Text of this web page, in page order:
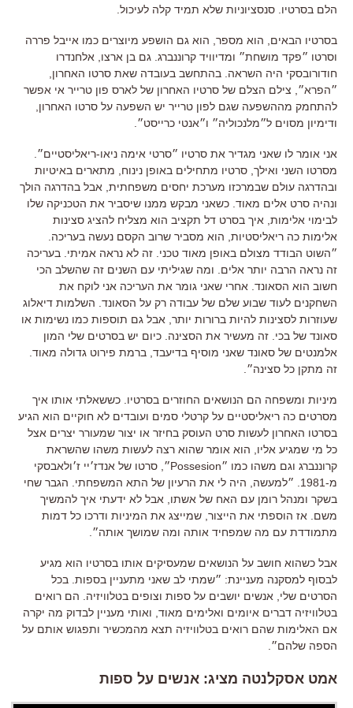
הלם בסרטיו. סנסציוניות שלא תמיד קלה לעיכול.
בסרטיו הבאים, הוא מספר, הוא גם הושפע מיוצרים כמו אייבל פררה
וסרטו ״פקד מושחת״ ומדיוויד קרוננברג. גם בן ארצו, אלחנדרו
חודורובסקי היה השראה. בהתחשב בעובדה שאת סרטו האחרון,
״הפרא״, צילם הצלם של סרטיו האחרון של לארס פון טרייר אי אפשר
להתחמק מההשפעה שגם לפון טרייר יש השפעה על סרטו האחרון,
ודימיון מסוים ל״מלנכוליה״ ו״אנטי כרייסט״.
אני אומר לו שאני מגדיר את סרטיו ״סרטי אימה ניאו-ריאליסטיים״.
מסרטו השני ואילך, סרטיו מתחילים באופן נינוח, מתארים באיטיות
ובהדרגה עולם שבמרכזו מערכת יחסים משפחתית, אבל בהדרגה הולך
ונהיה סרט אלים מאוד. כשאני מבקש ממנו שיסביר את הטכניקה שלו
לבימוי אלימות, איך בסרט דל תקציב הוא מצליח להציג סצינות
אלימות כה ריאליסטיות, הוא מסביר שרוב הקסם נעשה בעריכה.
״השוט הבודד מצולם באופן מאוד טכני. זה לא נראה אמיתי. בעריכה
זה נראה הרבה יותר אלים. ומה שגיליתי עם השנים זה שהשלב הכי
חשוב הוא הסאונד. אחרי שאני גומר את העריכה אני לוקח את
השחקנים לעוד שבוע שלם של עבודה רק על הסאונד. השלמות דיאלוג
שעוזרות לסצינות להיות ברורות יותר, אבל גם תוספות כמו נשימות או
סאונד של בכי. זה מעשיר את הסצינה. כיום יש בסרטים שלי המון
אלמנטים של סאונד שאני מוסיף בדיעבד, ברמת פירוט גדולה מאוד.
זה מתקן כל סצינה״.
מיניות ומשפחה הם הנושאים החוזרים בסרטיו. כששאלתי אותו איך
מסרטים כה ריאליסטיים על קרטלי סמים ועובדים לא חוקיים הוא הגיע
בסרטו האחרון לעשות סרט העוסק בחיזר או יצור שמעורר יצרים אצל
כל מי שמגיע אליו, הוא אומר שהוא רצה לעשות משהו שהשראת
קרוננברג וגם משהו כמו ״Possesion״, סרטו של אנדז׳יי ז׳ולאבסקי
מ-1981. ״למעשה, היה לי את הרעיון של התא המשפחתי. הגבר שחי
בשקר ומנהל רומן עם האח של אשתו, אבל לא ידעתי איך להמשיך
משם. אז הוספתי את הייצור, שמייצג את המיניות ודרכו כל דמות
מתמודדת עם מה שמפחיד אותה ומה שמושך אותה״.
אבל כשהוא חושב על הנושאים שמעסיקים אותו בסרטיו הוא מגיע
לבסוף למסקנה מעניינת: ״שמתי לב שאני מתעניין בספות. בכל
הסרטים שלי, אנשים יושבים על ספות וצופים בטלוויזיה. הם רואים
בטלוויזיה דברים איומים ואלימים מאוד, ואותי מעניין לבדוק מה יקרה
אם האלימות שהם רואים בטלוויזיה תצא מהמכשיר ותפגוש אותם על
הספה שלהם״.
אמט אסקלנטה מציג: אנשים על ספות